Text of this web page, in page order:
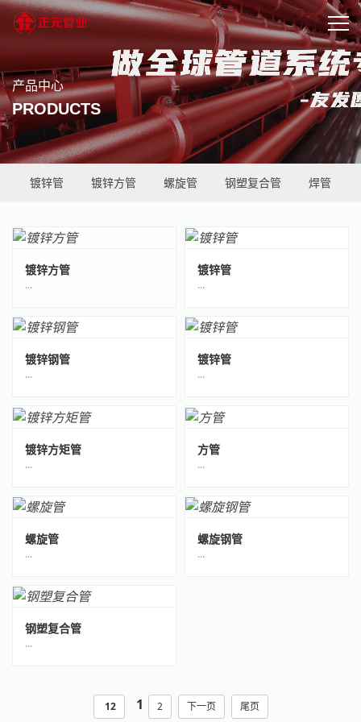
产品中心
PRODUCTS
镀锌管 镀锌方管 螺旋管 钢塑复合管 焊管
镀锌方管
···
镀锌管
···
镀锌钢管
···
镀锌管
···
镀锌方矩管
···
方管
···
螺旋管
···
螺旋钢管
···
钢塑复合管
···
12 1 2 下一页 尾页